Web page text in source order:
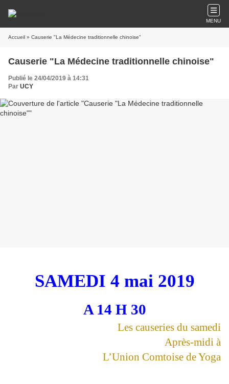
MENU
Accueil » Causerie "La Médecine traditionnelle chinoise"
Causerie "La Médecine traditionnelle chinoise"
Publié le 24/04/2019 à 14:31
Par UCY
SAMEDI 4 mai 2019
A 14 H 30
Les causeries du samedi
Après-midi à
L’Union Comtoise de Yoga